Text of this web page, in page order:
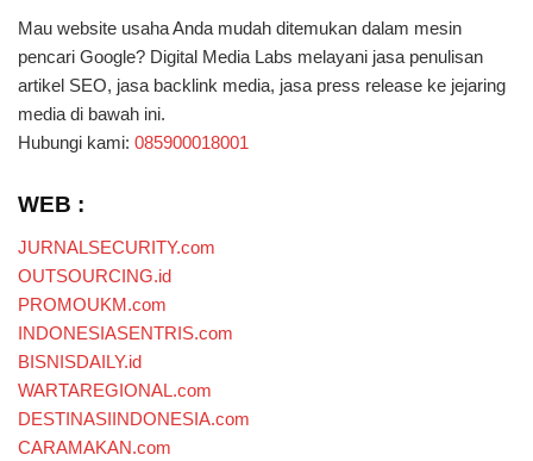
Mau website usaha Anda mudah ditemukan dalam mesin
pencari Google? Digital Media Labs melayani jasa penulisan
artikel SEO, jasa backlink media, jasa press release ke jejaring
media di bawah ini.
Hubungi kami: 085900018001
WEB :
JURNALSECURITY.com
OUTSOURCING.id
PROMOUKM.com
INDONESIASENTRIS.com
BISNISDAILY.id
WARTAREGIONAL.com
DESTINASIINDONESIA.com
CARAMAKAN.com